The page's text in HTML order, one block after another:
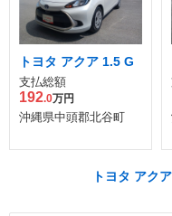
トヨタ アクア 1.5 G
支払総額
192.0万円
沖縄県中頭郡北谷町
トヨタ アク